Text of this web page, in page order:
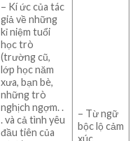
– Kí ức của tác
giả về những
kỉ niệm tuổi
học trò
(trường cũ,
lớp học năm
xưa, bạn bè,
những trò
nghịch ngợm. .
. và cả tình yêu
đầu tiên của
– Từ ngữ
bộc lộ cảm